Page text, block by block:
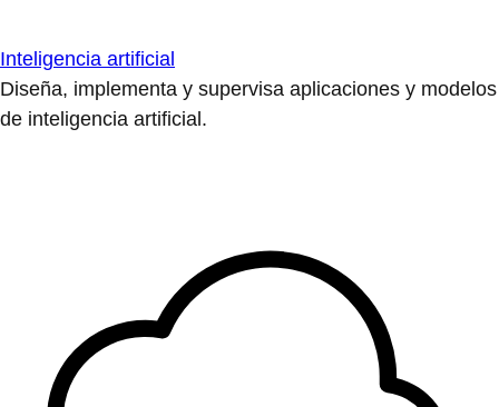
Inteligencia artificial
Diseña, implementa y supervisa aplicaciones y modelos
de inteligencia artificial.